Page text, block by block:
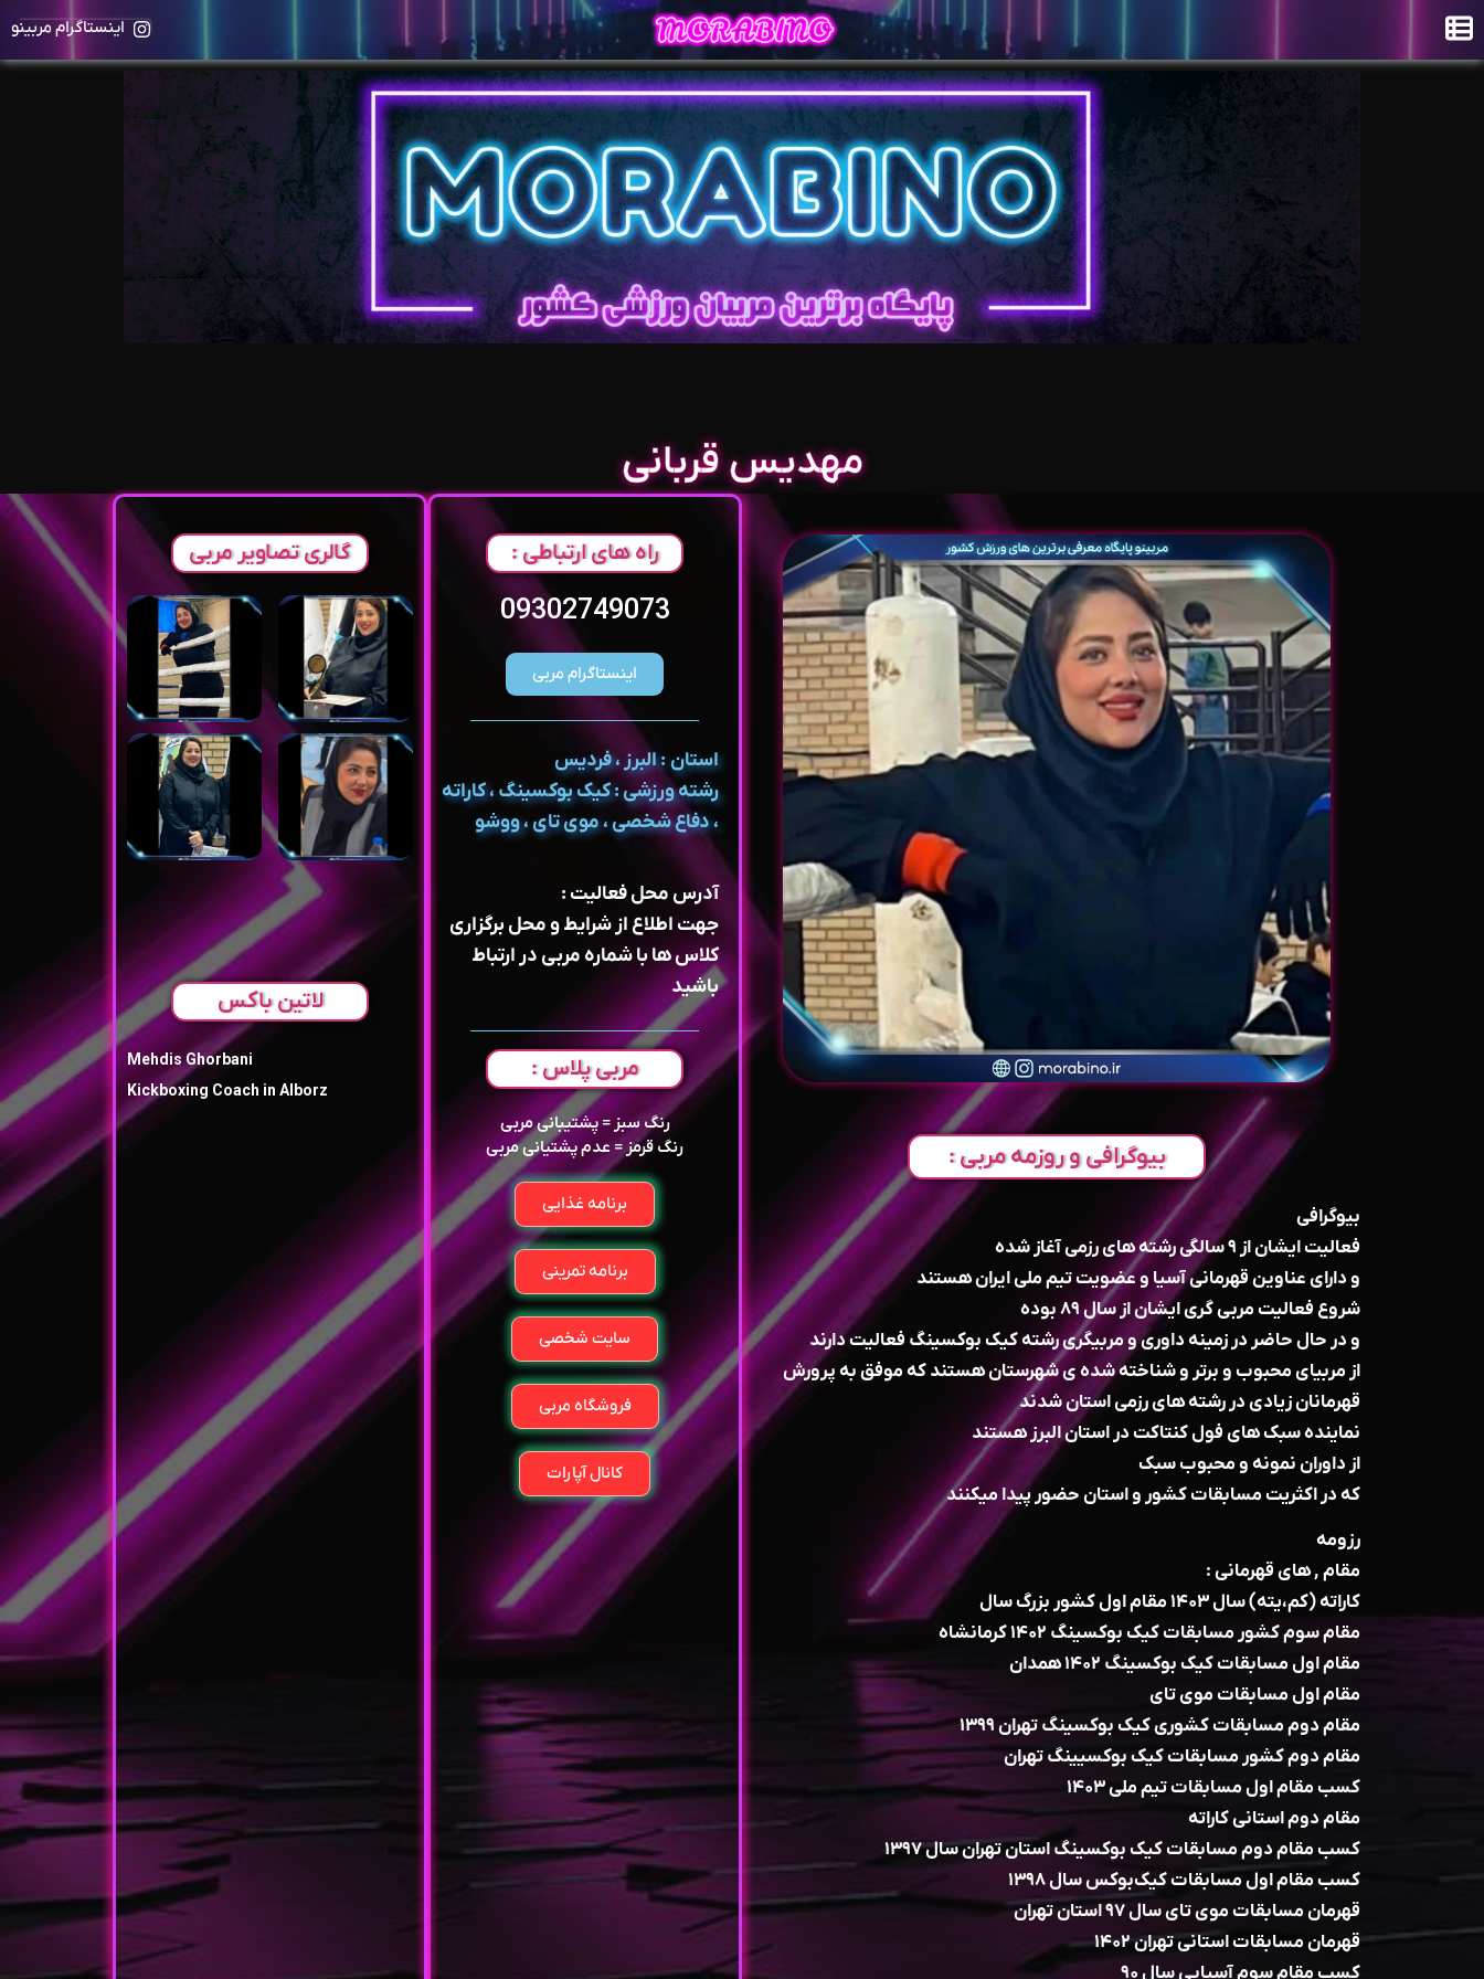
اینستاگرام مربینو
مهدیس قربانی
بیوگرافی و روزمه مربی :
بیوگرافی
فعالیت ایشان از ۹ سالگی رشته های رزمی آغاز شده
و دارای عناوین قهرمانی آسیا و عضویت تیم ملی ایران هستند
شروع فعالیت مربی گری ایشان از سال ۸۹ بوده
و در حال حاضر در زمینه داوری و مربیگری رشته کیک بوکسینگ فعالیت دارند
از مربیای محبوب و برتر و شناخته شده ی شهرستان هستند که موفق به پرورش
قهرمانان زیادی در رشته های رزمی استان شدند
نماینده سبک های فول کنتاکت در استان البرز هستند
از داوران نمونه و محبوب سبک
که در اکثریت مسابقات کشور و استان حضور پیدا میکنند
رزومه
مقام , های قهرمانی‌ :
کاراته (کم،یته) سال ۱۴۰۳ مقام اول کشور بزرگ سال
مقام سوم کشور مسابقات کیک بوکسینگ ۱۴۰۲ کرمانشاه
مقام اول مسابقات کیک بوکسینگ ۱۴۰۲ همدان
مقام اول مسابقات موی تای
مقام دوم مسابقات کشوری کیک بوکسینگ تهران ۱۳۹۹
مقام دوم کشور مسابقات کیک‌ بوکسیینگ تهران
کسب مقام اول مسابقات تیم ملی ۱۴۰۳
مقام دوم استانی کاراته
کسب مقام دوم مسابقات کیک بوکسینگ استان تهران سال ۱۳۹۷
کسب مقام اول مسابقات کیک‌بوکس سال ۱۳۹۸
قهرمان مسابقات موی تای سال ۹۷ استان تهران
قهرمان مسابقات استانی تهران ۱۴۰۲
کسب مقام سوم آسیایی سال ۹۰
راه های ارتباطی :
09302749073
اینستاگرام مربی
استان : البرز ، فردیس
رشته ورزشی : کیک بوکسینگ ، کاراته
، دفاع شخصی ، موی تای ، ووشو
آدرس محل فعالیت :
جهت اطلاع از شرایط و محل برگزاری
کلاس ها با شماره مربی در ارتباط
باشید
مربی پلاس :
رنگ سبز = پشتیبانی مربی
رنگ قرمز = عدم پشتیانی مربی
برنامه غذایی
برنامه تمرینی
سایت شخصی
فروشگاه مربی
کانال آپارات
گالری تصاویر مربی
لاتین باکس
Mehdis Ghorbani
Kickboxing Coach in Alborz